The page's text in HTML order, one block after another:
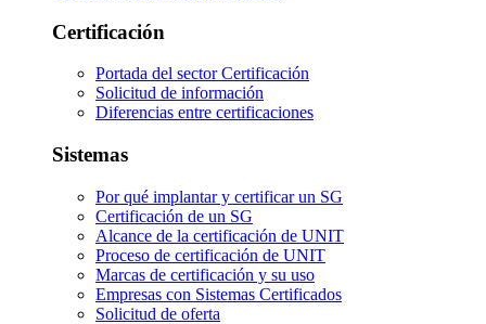
Certificación
Portada del sectorCertificación
Solicitud de información
Diferencias entre certificaciones
Sistemas
Por qué implantar y certificar un SG
Certificación de un SG
Alcance de la certificación de UNIT
Proceso de certificación de UNIT
Marcas de certificación y su uso
Empresas con Sistemas Certificados
Solicitud de oferta